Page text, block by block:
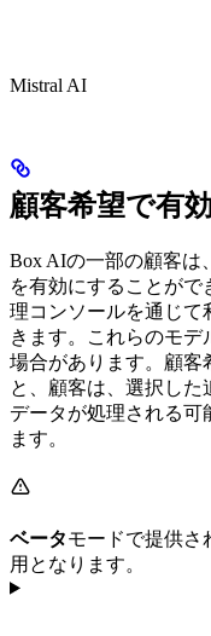
Mistral AI
顧客希望で有
Box AIの一部の顧客は
を有効にすることが
理コンソールを通じて
きます。これらのモデ
場合があります。顧客
と、顧客は、選択した
データが処理される可
ます。
ベータモードで提供さ
用となります。